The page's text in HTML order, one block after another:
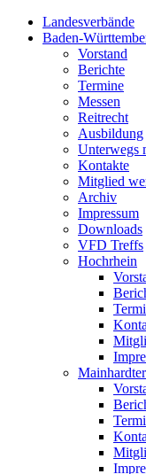
Landesverbände
Baden-
Vorstand
Berichte
Termine
Messen
Reitrecht
Ausbildung
Unterwegs
Kontakte
Mitglied
Archiv
Impressum
Downloads
VFD Treffs
Hochrhein